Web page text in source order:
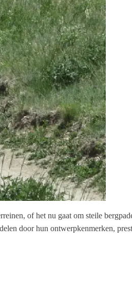
of het nu gaat om steile
door hun ontwerpkenmerken,